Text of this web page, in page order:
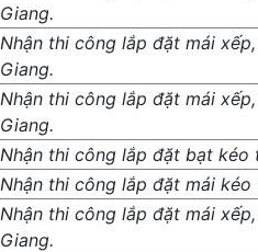
Giang.
Nhận thi công lắp đặt mái
Giang.
Nhận thi công lắp đặt mái
Giang.
Nhận thi công lắp đặt bạt kéo
Nhận thi công lắp đặt mái kéo
Nhận thi công lắp đặt mái
Giang.